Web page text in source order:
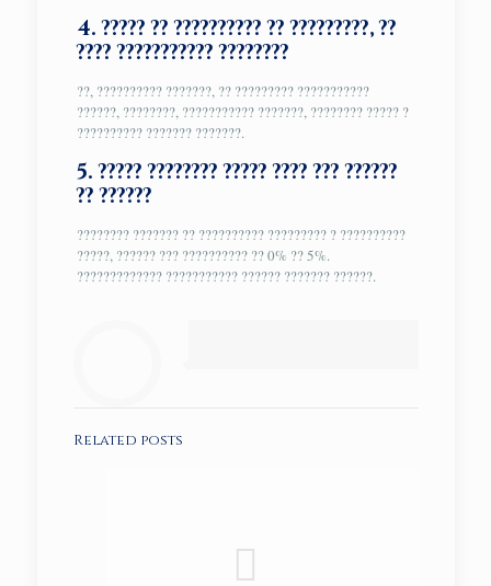
4. ????? ?? ?????????? ?? ?????????, ??
???? ??????????? ????????
??, ?????????? ???????, ?? ????????? ???????????
??????, ????????, ??????????? ???????, ???????? ????? ?
?????????? ??????? ???????.
5. ????? ???????? ????? ???? ??? ??????
?? ??????
???????? ??????? ?? ?????????? ????????? ? ??????????
?????, ?????? ??? ?????????? ?? 0% ?? 5%.
????????????? ??????????? ?????? ??????? ??????.
Related posts